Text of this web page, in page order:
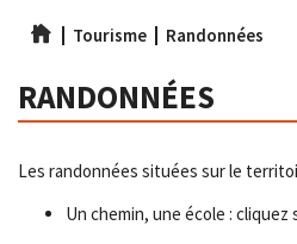
Tourisme Randonnées
RANDONNÉES
Les randonnées situées sur le
Un chemin, une école : cliquez